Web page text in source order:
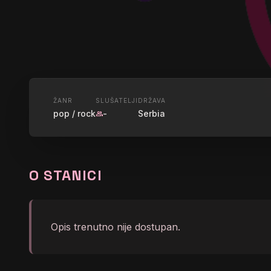
UŽIVO
ŽANR
pop / rock
SLUŠATELJI
group-
DRŽAVA
Serbia
O STANICI
Opis trenutno nije dostupan.